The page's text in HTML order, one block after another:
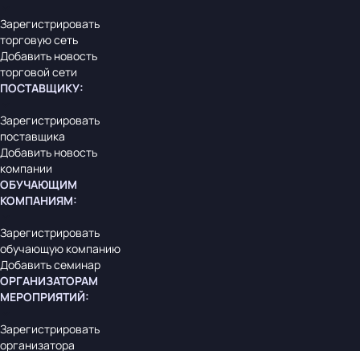
Зарегистрировать
торговую сеть
Добавить новость
торговой сети
ПОСТАВЩИКУ:
Зарегистрировать
поставщика
Добавить новость
компании
ОБУЧАЮЩИМ
КОМПАНИЯМ:
Зарегистрировать
обучающую компанию
Добавить семинар
ОРГАНИЗАТОРАМ
МЕРОПРИЯТИЙ:
Зарегистрировать
организатора